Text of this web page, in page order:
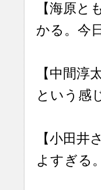
【海原と
かる。今
【中間淳
という感
【小田井
よすぎる。